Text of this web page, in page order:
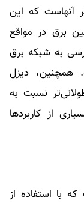
آنهاست که این
برق در مواقع
به شبکه برق
همچنین، دیزل
نسبت به
از کاربردها
با استفاده از